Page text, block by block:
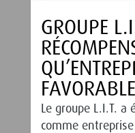
GROUPE
Le groupe L.I.T.
comme